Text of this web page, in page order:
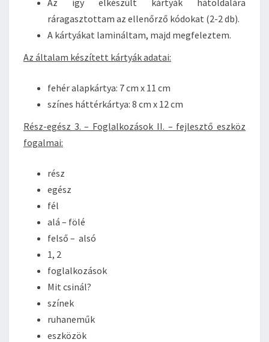
ráragasztottam az ellenőrző kódokat (2-2 db).
A kártyákat lamináltam, majd megfeleztem.
Az általam készített kártyák adatai:
fehér alapkártya: 7 cm x 11 cm
színes háttérkártya: 8 cm x 12 cm
Rész-egész 3. – Foglalkozások II. – fejlesztő eszköz
fogalmai:
rész
egész
fél
alá – fölé
felső – alsó
1, 2
foglalkozások
Mit csinál?
színek
ruhaneműk
eszközök